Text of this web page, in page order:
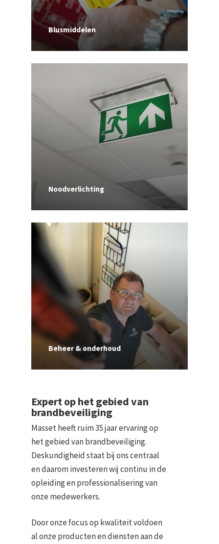
Blusmiddelen
Noodverlichting
Beheer & onderhoud
Expert op het gebied van
brandbeveiliging
Masset heeft ruim 35 jaar ervaring op
het gebied van brandbeveiliging.
Deskundigheid staat bij ons centraal
en daarom investeren wij continu in de
opleiding en professionalisering van
onze medewerkers.
Door onze focus op kwaliteit voldoen
al onze producten en diensten aan de